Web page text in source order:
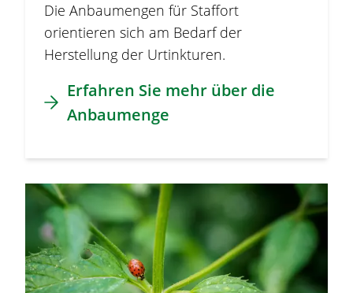
Die Anbaumengen für Staffort
orientieren sich am Bedarf der
Herstellung der Urtinkturen.
Erfahren Sie mehr über die
Anbaumenge